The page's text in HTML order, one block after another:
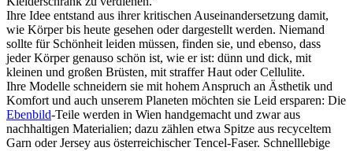
Ihre Idee entstand aus ihrer kritischen Auseinandersetzung damit,
wie Körper bis heute gesehen oder dargestellt werden. Niemand
sollte für Schönheit leiden müssen, finden sie, und ebenso, dass
jeder Körper genauso schön ist, wie er ist: dünn und dick, mit
kleinen und großen Brüsten, mit straffer Haut oder Cellulite.
Ihre Modelle schneidern sie mit hohem Anspruch an Ästhetik und
Komfort und auch unserem Planeten möchten sie Leid ersparen: Die
Ebenbild-Teile werden in Wien handgemacht und zwar aus
nachhaltigen Materialien; dazu zählen etwa Spitze aus recyceltem
Garn oder Jersey aus österreichischer Tencel-Faser. Schnelllebige